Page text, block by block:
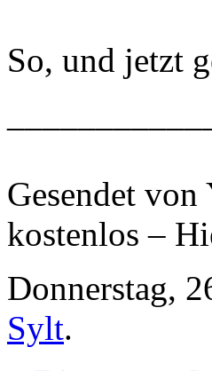
So, und jetzt
Gesendet
kostenlos –
Donnerstag,
Sylt.